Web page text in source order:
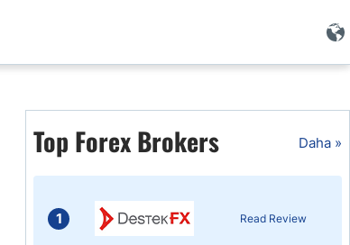
Top Forex Brokers Daha »
1 Read Review